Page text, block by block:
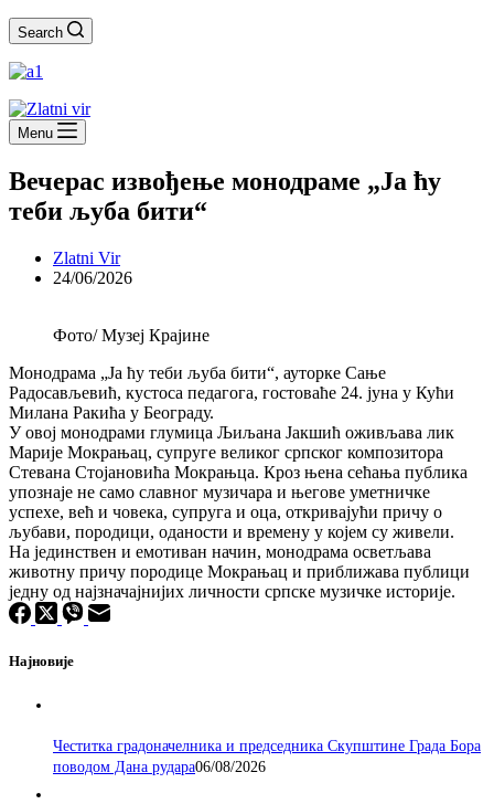
Search
Menu
Вечерас извођење монодраме „Ја ћу
теби љуба бити“
Zlatni Vir
24/06/2026
Фото/ Музеј Крајине
Монодрама „Ја ћу теби љуба бити“, ауторке Сање
Радосављевић, кустоса педагога, гостоваће 24. јуна у Кући
Милана Ракића у Београду.
У овој монодрами глумица Љиљана Јакшић оживљава лик
Марије Мокрањац, супруге великог српског композитора
Стевана Стојановића Мокрањца. Кроз њена сећања публика
упознаје не само славног музичара и његове уметничке
успехе, већ и човека, супруга и оца, откривајући причу о
љубави, породици, оданости и времену у којем су живели.
На јединствен и емотиван начин, монодрама осветљава
животну причу породице Мокрањац и приближава публици
једну од најзначајнијих личности српске музичке историје.
Најновије
Честитка градоначелника и председника Скупштине Града Бора
поводом Дана рудара06/08/2026